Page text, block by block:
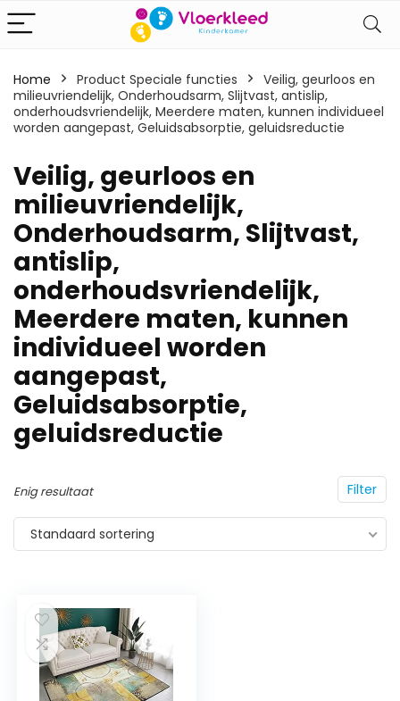
Home Product Speciale functies
‎Veilig, geurloos en
milieuvriendelijk, Onderhoudsarm, Slijtvast, antislip,
onderhoudsvriendelijk, Meerdere maten, kunnen individueel
worden aangepast, Geluidsabsorptie, geluidsreductie
‎Veilig, geurloos en
milieuvriendelijk,
Onderhoudsarm, Slijtvast,
antislip,
onderhoudsvriendelijk,
Meerdere maten, kunnen
individueel worden
aangepast,
Geluidsabsorptie,
geluidsreductie
Filter
Enig resultaat
Standaard sortering